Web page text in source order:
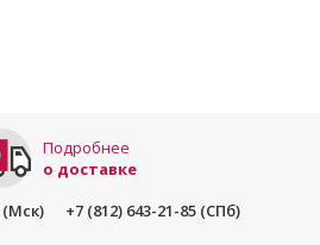
Подробнее
о доставке
(Мск)
+7 (812) 643-21-85 (СПб)